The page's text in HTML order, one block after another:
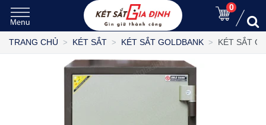
0
TRANG CHỦ KÉT SẮT KÉT SẮT GOLDBANK KÉT SẮT